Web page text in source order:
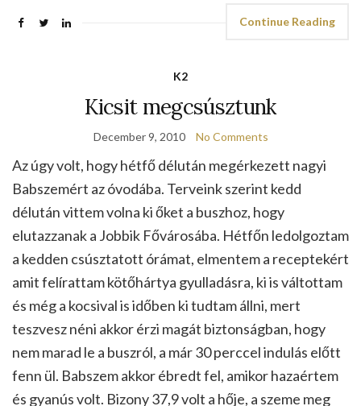
Continue Reading
K2
Kicsit megcsúsztunk
December 9, 2010 No Comments
Az úgy volt, hogy hétfő délután megérkezett nagyi
Babszemért az óvodába. Terveink szerint kedd
délután vittem volna ki őket a buszhoz, hogy
elutazzanak a Jobbik Fővárosába. Hétfőn ledolgoztam
a kedden csúsztatott órámat, elmentem a receptekért
amit felírattam kötőhártya gyulladásra, ki is váltottam
és még a kocsival is időben ki tudtam állni, mert
teszvesz néni akkor érzi magát biztonságban, hogy
nem marad le a buszról, a már 30 perccel indulás előtt
fenn ül. Babszem akkor ébredt fel, amikor hazaértem
és gyanús volt. Bizony 37,9 volt a hője, a szeme meg